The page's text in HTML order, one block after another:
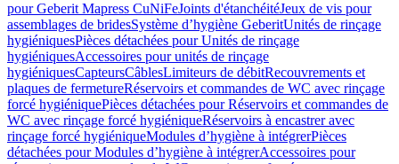
pour Geberit Mapress CuNiFeJoints d'étanchéitéJeux de vis pour
assemblages de bridesSystème d’hygiène GeberitUnités de rinçage
hygiéniquesPièces détachées pour Unités de rinçage
hygiéniquesAccessoires pour unités de rinçage
hygiéniquesCapteursCâblesLimiteurs de débitRecouvrements et
plaques de fermetureRéservoirs et commandes de WC avec rinçage
forcé hygiéniquePièces détachées pour Réservoirs et commandes de
WC avec rinçage forcé hygiéniqueRéservoirs à encastrer avec
rinçage forcé hygiéniqueModules d’hygiène à intégrerPièces
détachées pour Modules d’hygiène à intégrerAccessoires pour